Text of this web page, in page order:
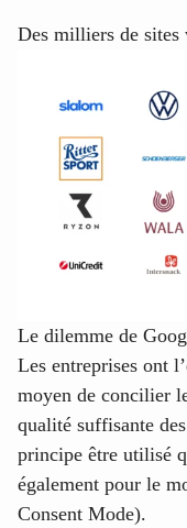
Des milliers de sites
Le dilemme de
Les entreprises ont
moyen de concilier
qualité suffisante
principe être utilisé
également pour le
Consent Mode).